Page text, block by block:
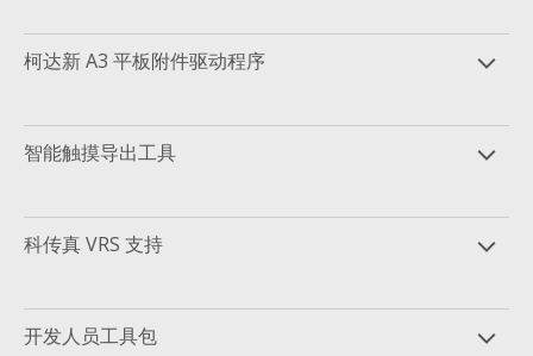
柯达新 A3 平板附件驱动程序
智能触摸导出工具
科传真 VRS 支持
开发人员工具包